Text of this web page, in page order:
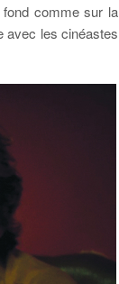
fond comme sur la
avec les cinéastes